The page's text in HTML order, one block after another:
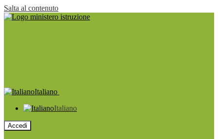
Salta al contenuto
Italiano
Italiano
Accedi